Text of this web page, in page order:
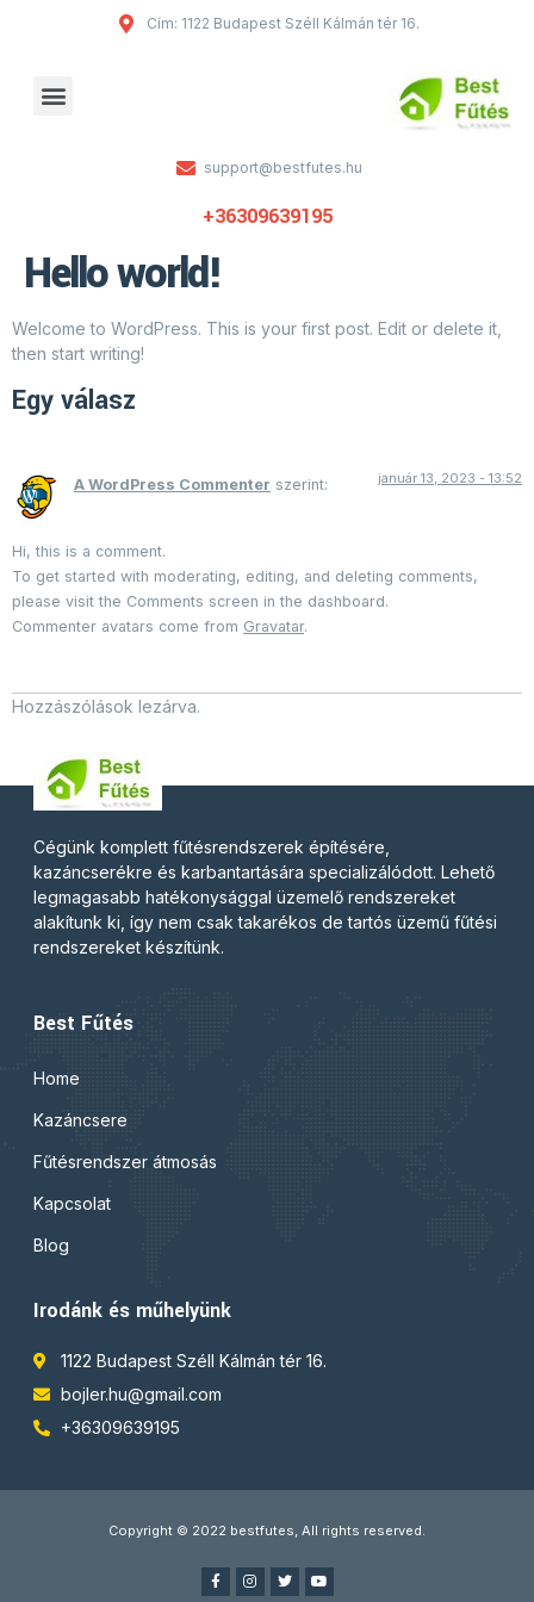
Cím: 1122 Budapest Széll Kálmán tér 16.
support@bestfutes.hu
+36309639195
Hello world!
Welcome to WordPress. This is your first post. Edit or delete it,
then start writing!
Egy válasz
A WordPress Commenter szerint: január 13, 2023 - 13:52
Hi, this is a comment.
To get started with moderating, editing, and deleting comments,
please visit the Comments screen in the dashboard.
Commenter avatars come from Gravatar.
Hozzászólások lezárva.
Cégünk komplett fűtésrendszerek építésére,
kazáncserékre és karbantartására specializálódott. Lehető
legmagasabb hatékonysággal üzemelő rendszereket
alakítunk ki, így nem csak takarékos de tartós üzemű fűtési
rendszereket készítünk.
Best Fűtés
Home
Kazáncsere
Fűtésrendszer átmosás
Kapcsolat
Blog
Irodánk és műhelyünk
1122 Budapest Széll Kálmán tér 16.
bojler.hu@gmail.com
+36309639195
Copyright © 2022 bestfutes, All rights reserved.